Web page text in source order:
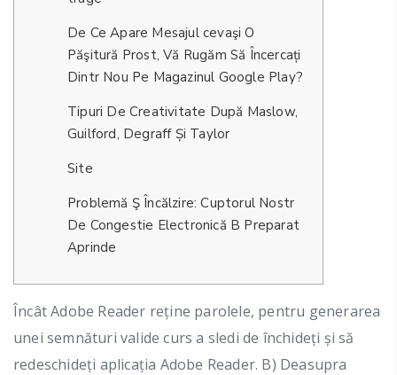
De Ce Apare Mesajul cevaşi O
Păşitură Prost, Vă Rugăm Să Încercați
Dintr Nou Pe Magazinul Google Play?
Tipuri De Creativitate După Maslow,
Guilford, Degraff Și Taylor
Site
Problemă Ş Încălzire: Cuptorul Nostr
De Congestie Electronică B Preparat
Aprinde
Încât Adobe Reader reține parolele, pentru generarea
unei semnături valide curs a sledi de închideți și să
redeschideți aplicația Adobe Reader. B) Deasupra